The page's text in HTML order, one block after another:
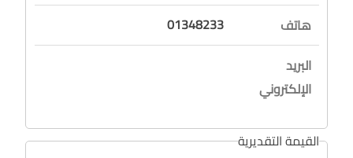
هاتف
01348233
البريد
الإلكتروني
القيمة التقديرية